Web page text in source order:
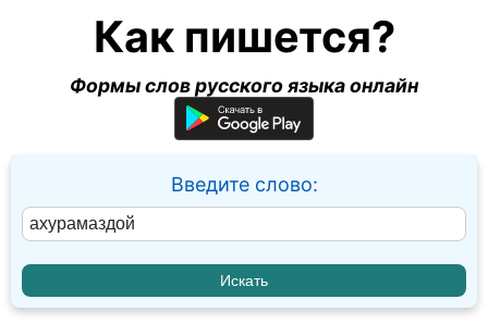
Как пишется?
Формы слов русского языка онлайн
Введите слово: